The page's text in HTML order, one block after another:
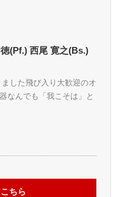
(Pf.) 西尾 寛之(Bs.)
した飛び入り大歓迎のオ
なんでも「我こそは」と
ちら